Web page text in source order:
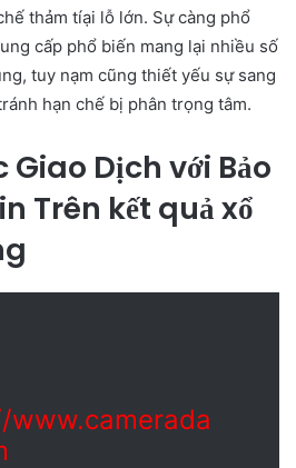
thảm tíại lỗ lớn. Sự càng phổ
cấp phổ biến mang lại nhiều số
tuy nạm cũng thiết yếu sự sang
hạn chế bị phân trọng tâm.
Giao Dịch với Bảo
Trên kết quả xổ